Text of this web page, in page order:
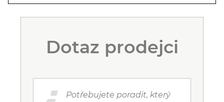
Dotaz prodejci
Potřebujete poradit, který